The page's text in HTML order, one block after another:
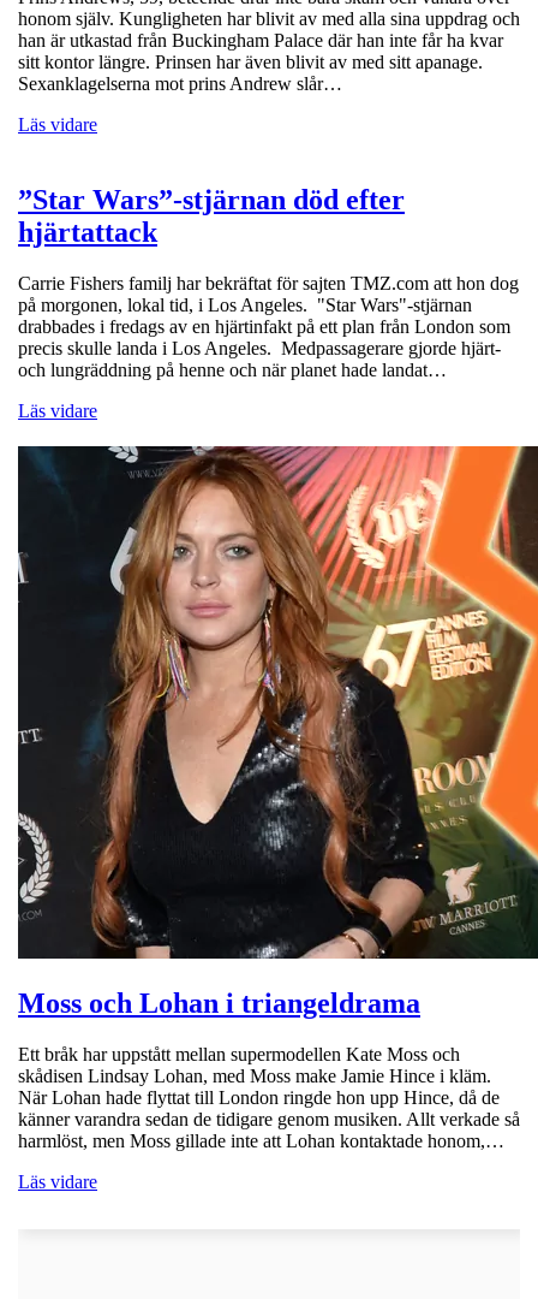
honom själv. Kungligheten har blivit av med alla sina uppdrag och
han är utkastad från Buckingham Palace där han inte får ha kvar
sitt kontor längre. Prinsen har även blivit av med sitt apanage.
Sexanklagelserna mot prins Andrew slår…
Läs vidare
”Star Wars”-stjärnan död efter
hjärtattack
Carrie Fishers familj har bekräftat för sajten TMZ.com att hon dog
på morgonen, lokal tid, i Los Angeles. "Star Wars"-stjärnan
drabbades i fredags av en hjärtinfakt på ett plan från London som
precis skulle landa i Los Angeles. Medpassagerare gjorde hjärt-
och lungräddning på henne och när planet hade landat…
Läs vidare
Moss och Lohan i triangeldrama
Ett bråk har uppstått mellan supermodellen Kate Moss och
skådisen Lindsay Lohan, med Moss make Jamie Hince i kläm.
När Lohan hade flyttat till London ringde hon upp Hince, då de
känner varandra sedan de tidigare genom musiken. Allt verkade så
harmlöst, men Moss gillade inte att Lohan kontaktade honom,…
Läs vidare